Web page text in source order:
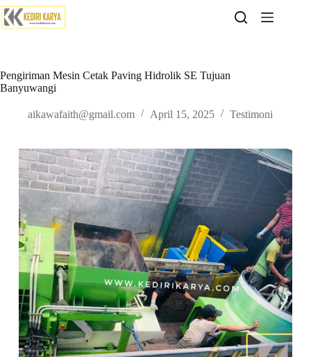
Skip
to
content
Pengiriman Mesin Cetak Paving Hidrolik SE Tujuan
Banyuwangi
aikawafaith@gmail.com April 15, 2025 Testimoni